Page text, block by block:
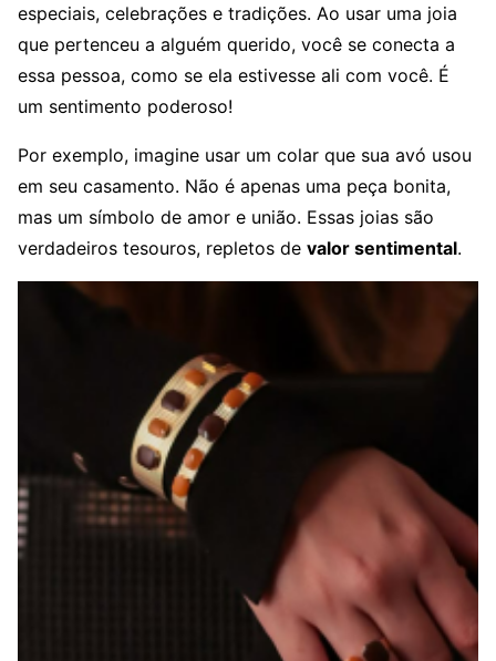
especiais, celebrações e tradições. Ao usar uma joia
que pertenceu a alguém querido, você se conecta a
essa pessoa, como se ela estivesse ali com você. É
um sentimento poderoso!
Por exemplo, imagine usar um colar que sua avó usou
em seu casamento. Não é apenas uma peça bonita,
mas um símbolo de amor e união. Essas joias são
verdadeiros tesouros, repletos de valor sentimental.